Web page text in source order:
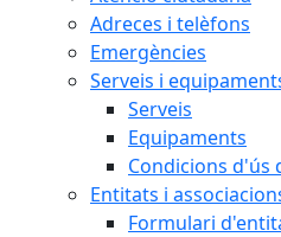
Adreces i telèfons
Emergències
Serveis i
Serveis
Equipaments
Condicions d'ús
Entitats i
Formulari